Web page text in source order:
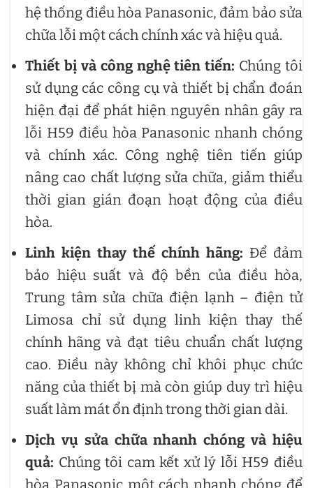
hệ thống điều hòa Panasonic, đảm bảo sửa
chữa lỗi một cách chính xác và hiệu quả.
Thiết bị và công nghệ tiên tiến: Chúng tôi
sử dụng các công cụ và thiết bị chẩn đoán
hiện đại để phát hiện nguyên nhân gây ra
lỗi H59 điều hòa Panasonic nhanh chóng
và chính xác. Công nghệ tiên tiến giúp
nâng cao chất lượng sửa chữa, giảm thiểu
thời gian gián đoạn hoạt động của điều
hòa.
Linh kiện thay thế chính hãng: Để đảm
bảo hiệu suất và độ bền của điều hòa,
Trung tâm sửa chữa điện lạnh – điện tử
Limosa chỉ sử dụng linh kiện thay thế
chính hãng và đạt tiêu chuẩn chất lượng
cao. Điều này không chỉ khôi phục chức
năng của thiết bị mà còn giúp duy trì hiệu
suất làm mát ổn định trong thời gian dài.
Dịch vụ sửa chữa nhanh chóng và hiệu
quả: Chúng tôi cam kết xử lý lỗi H59 điều